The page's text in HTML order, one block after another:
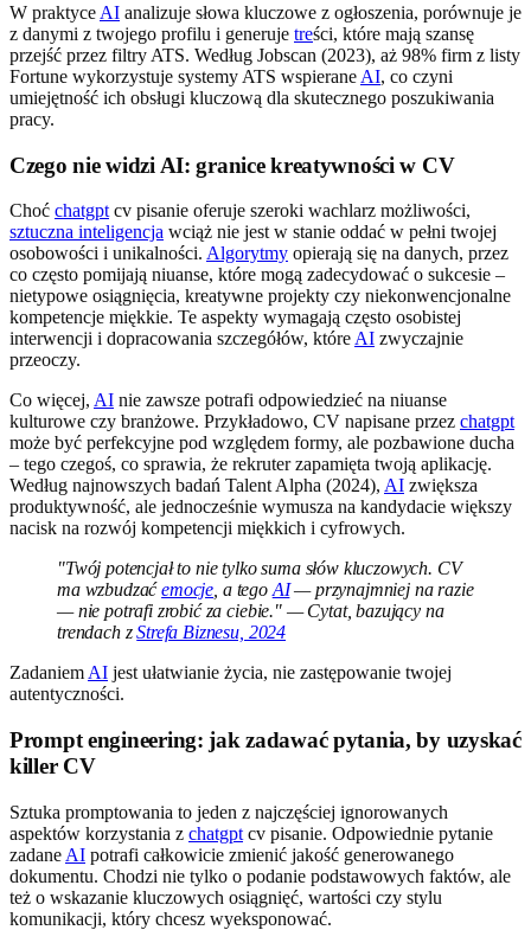
W praktyce AI analizuje słowa kluczowe z ogłoszenia, porównuje je
z danymi z twojego profilu i generuje treści, które mają szansę
przejść przez filtry ATS. Według Jobscan (2023), aż 98% firm z listy
Fortune wykorzystuje systemy ATS wspierane AI, co czyni
umiejętność ich obsługi kluczową dla skutecznego poszukiwania
pracy.
Czego nie widzi AI: granice kreatywności w CV
Choć chatgpt cv pisanie oferuje szeroki wachlarz możliwości,
sztuczna inteligencja wciąż nie jest w stanie oddać w pełni twojej
osobowości i unikalności. Algorytmy opierają się na danych, przez
co często pomijają niuanse, które mogą zadecydować o sukcesie –
nietypowe osiągnięcia, kreatywne projekty czy niekonwencjonalne
kompetencje miękkie. Te aspekty wymagają często osobistej
interwencji i dopracowania szczegółów, które AI zwyczajnie
przeoczy.
Co więcej, AI nie zawsze potrafi odpowiedzieć na niuanse
kulturowe czy branżowe. Przykładowo, CV napisane przez chatgpt
może być perfekcyjne pod względem formy, ale pozbawione ducha
– tego czegoś, co sprawia, że rekruter zapamięta twoją aplikację.
Według najnowszych badań Talent Alpha (2024), AI zwiększa
produktywność, ale jednocześnie wymusza na kandydacie większy
nacisk na rozwój kompetencji miękkich i cyfrowych.
"Twój potencjał to nie tylko suma słów kluczowych. CV
ma wzbudzaćemocje , a tego AI— przynajmniej na razie
— nie potrafi zrobić za ciebie." — Cytat, bazujący na
trendach zStrefa Biznesu, 2024
Zadaniem AI jest ułatwianie życia, nie zastępowanie twojej
autentyczności.
Prompt engineering: jak zadawać pytania, by uzyskać
killer CV
Sztuka promptowania to jeden z najczęściej ignorowanych
aspektów korzystania z chatgpt cv pisanie. Odpowiednie pytanie
zadane AI potrafi całkowicie zmienić jakość generowanego
dokumentu. Chodzi nie tylko o podanie podstawowych faktów, ale
też o wskazanie kluczowych osiągnięć, wartości czy stylu
komunikacji, który chcesz wyeksponować.